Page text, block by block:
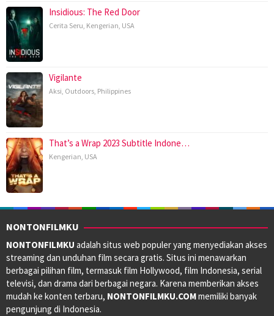
Insidious: The Red Door
Cerita Seru, Kengerian, USA
Vigilante
Aksi, Outdoors, Philippines
That’s a Wrap 2023 Subtitle Indone…
Kengerian, USA
NONTONFILMKU
NONTONFILMKU adalah situs web populer yang menyediakan akses
streaming dan unduhan film secara gratis. Situs ini menawarkan
berbagai pilihan film, termasuk film Hollywood, film Indonesia, serial
televisi, dan drama dari berbagai negara. Karena memberikan akses
mudah ke konten terbaru, NONTONFILMKU.COMmemiliki banyak
pengunjung di Indonesia.